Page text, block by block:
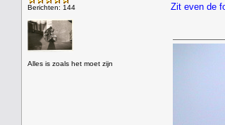
Berichten: 144
Alles is zoals het moet zijn
Zit even de